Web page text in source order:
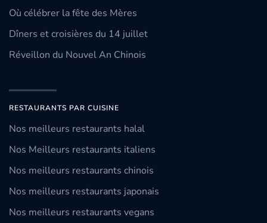
Où célébrer la fête des Mères
Dîners et croisières du 14 juillet
Réveillon du Nouvel An Chinois
RESTAURANTS PAR CUISINE
Nos meilleurs restaurants halal
Nos Meilleurs restaurants italiens
Nos meilleurs restaurants chinois
Nos meilleurs restaurants japonais
Nos meilleurs restaurants vegans